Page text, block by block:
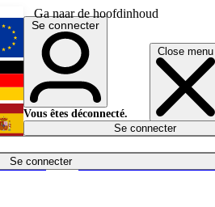
Ga naar de hoofdinhoud
Close menu
Se connecter
Économie
English
Deutsch
Español
Se connecter
Vous êtes déconnecté.
Se connecter